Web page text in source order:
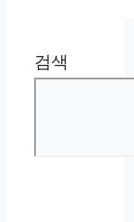
검색